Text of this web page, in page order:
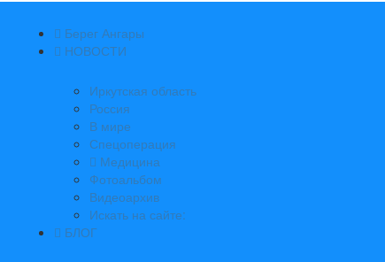
Берег Ангары
НОВОСТИ
Иркутская область
Россия
В мире
Спецоперация
Медицина
Фотоальбом
Видеоархив
Искать на сайте:
БЛОГ